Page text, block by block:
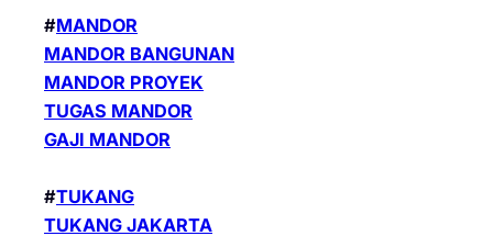
#MANDOR
MANDOR BANGUNAN
MANDOR PROYEK
TUGAS MANDOR
GAJI MANDOR
#TUKANG
TUKANG JAKARTA